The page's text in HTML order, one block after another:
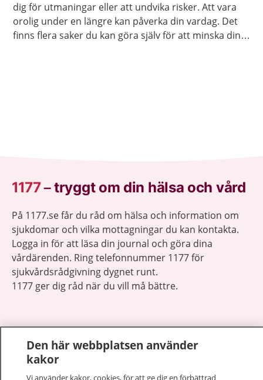
dig för utmaningar eller att undvika risker. Att vara
orolig under en längre kan påverka din vardag. Det
finns flera saker du kan göra själv för att minska din
1177–tryggt om din hälsa och vård
På 1177.se får du råd om hälsa och information om
sjukdomar och vilka mottagningar du kan kontakta.
Logga in för att läsa din journal och göra dina
vårdärenden. Ring telefonnummer 1177 för
sjukvårdsrådgivning dygnet runt.
1177 ger dig råd när du vill må bättre.
1177 på flera språk
Den här webbplatsen använder
kakor
Vi använder kakor, cookies, för att ge dig en förbättrad